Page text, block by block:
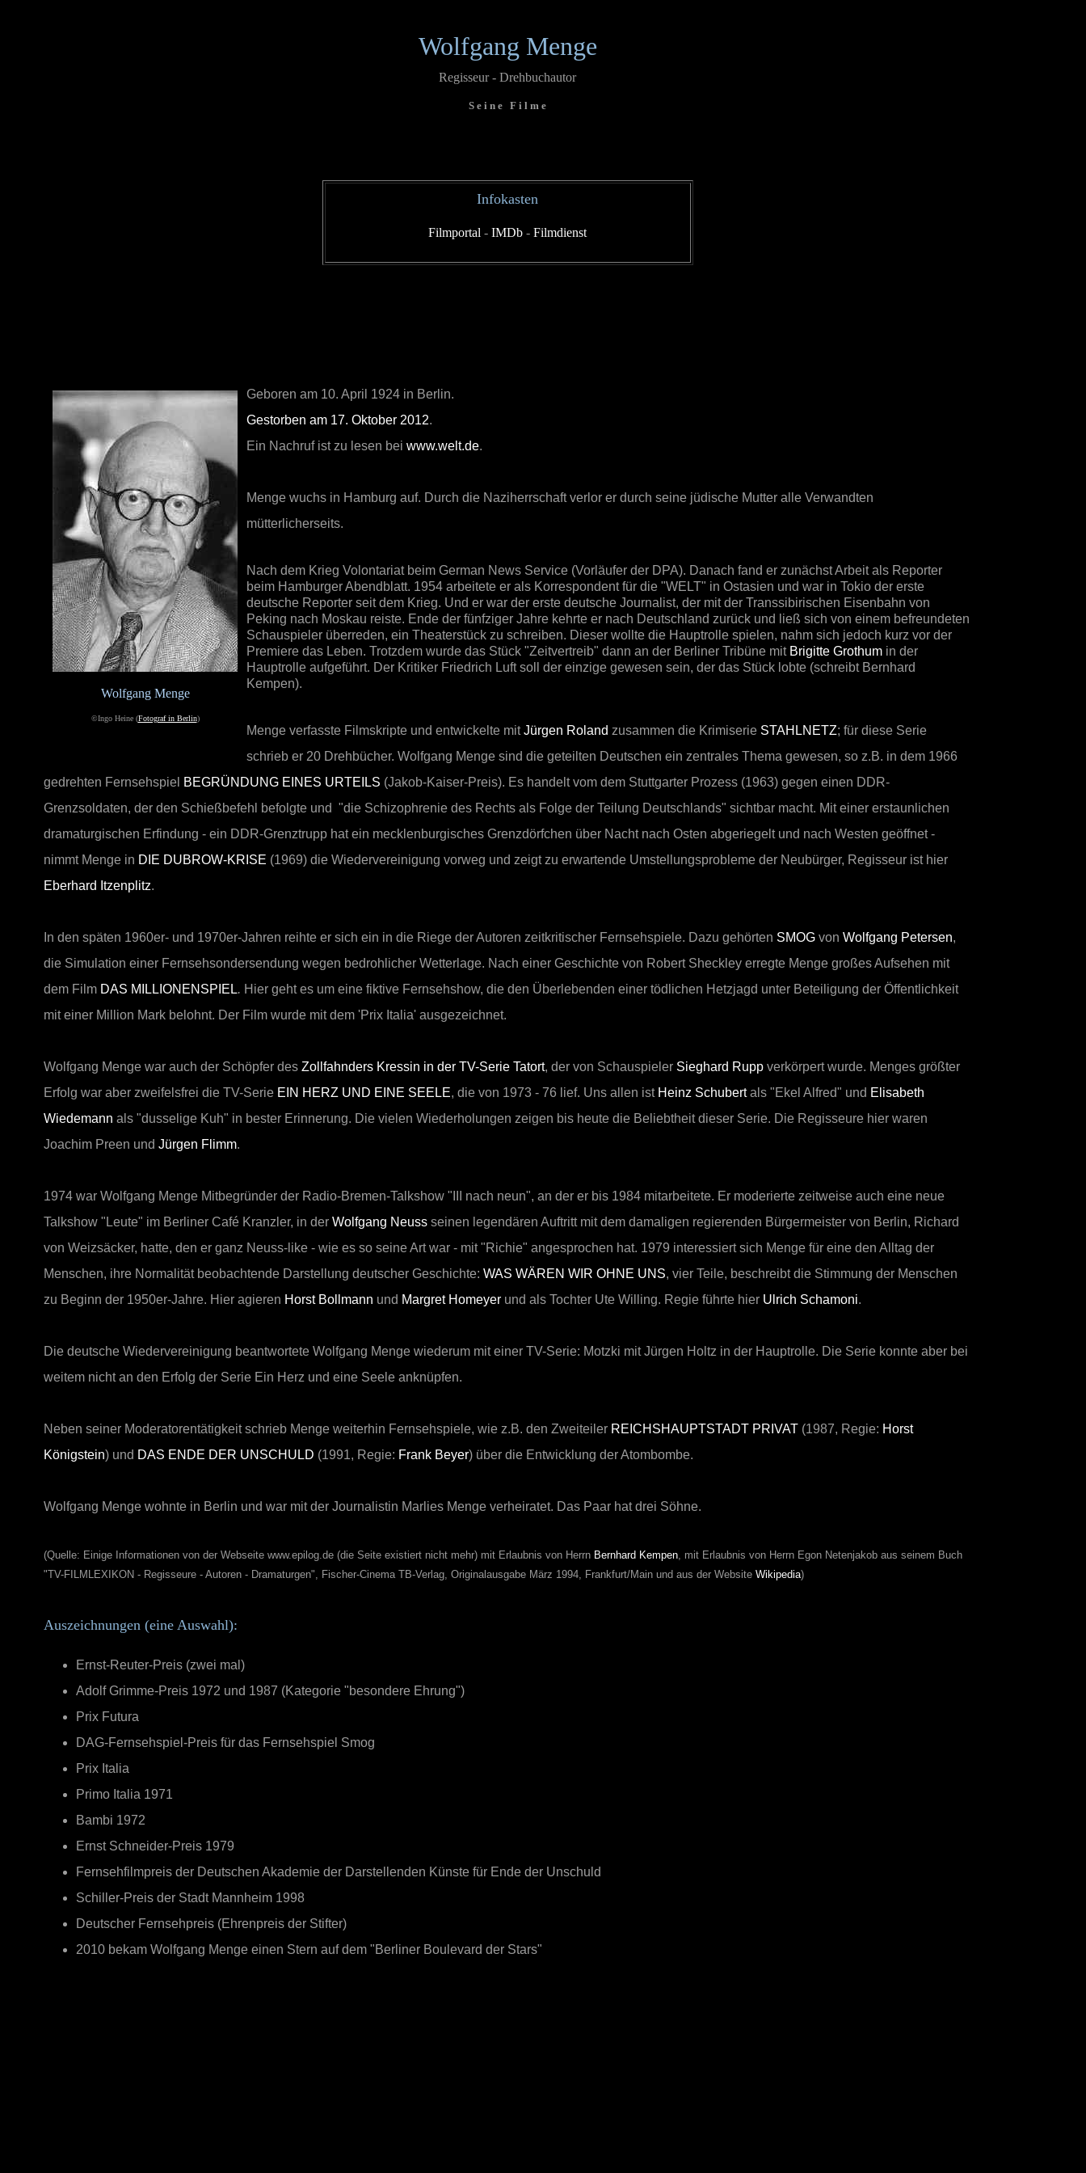
Wolfgang Menge
Regisseur - Drehbuchautor
S e i n e F i l m e
Infokasten
Filmportal - IMDb - Filmdienst
Wolfgang Menge
©Ingo Heine (Fotograf in Berlin)
Geboren am 10. April 1924 in Berlin.
Gestorben am 17. Oktober 2012.
Ein Nachruf ist zu lesen bei www.welt.de.
Menge wuchs in Hamburg auf. Durch die Naziherrschaft verlor er durch seine jüdische Mutter alle Verwandten
mütterlicherseits.
Nach dem Krieg Volontariat beim German News Service (Vorläufer der DPA). Danach fand er zunächst Arbeit als Reporter
beim Hamburger Abendblatt. 1954 arbeitete er als Korrespondent für die "WELT" in Ostasien und war in Tokio der erste
deutsche Reporter seit dem Krieg. Und er war der erste deutsche Journalist, der mit der Transsibirischen Eisenbahn von
Peking nach Moskau reiste. Ende der fünfziger Jahre kehrte er nach Deutschland zurück und ließ sich von einem befreundeten
Schauspieler überreden, ein Theaterstück zu schreiben. Dieser wollte die Hauptrolle spielen, nahm sich jedoch kurz vor der
Premiere das Leben. Trotzdem wurde das Stück "Zeitvertreib" dann an der Berliner Tribüne mit Brigitte Grothum in der
Hauptrolle aufgeführt. Der Kritiker Friedrich Luft soll der einzige gewesen sein, der das Stück lobte (schreibt Bernhard
Kempen).
Menge verfasste Filmskripte und entwickelte mitJürgen Roland zusammen die Krimiserie STAHLNETZ; für diese Serie
schrieb er 20 Drehbücher. Wolfgang Menge sind die geteilten Deutschen ein zentrales Thema gewesen, so z.B. in dem 1966
gedrehten Fernsehspiel BEGRÜNDUNG EINES URTEILS (Jakob-Kaiser-Preis). Es handelt vom dem Stuttgarter Prozess (1963) gegen einen DDR-
Grenzsoldaten, der den Schießbefehl befolgte und "die Schizophrenie des Rechts als Folge der Teilung Deutschlands" sichtbar macht. Mit einer erstaunlichen
dramaturgischen Erfindung - ein DDR-Grenztrupp hat ein mecklenburgisches Grenzdörfchen über Nacht nach Osten abgeriegelt und nach Westen geöffnet -
nimmt Menge in DIE DUBROW-KRISE (1969) die Wiedervereinigung vorweg und zeigt zu erwartende Umstellungsprobleme der Neubürger, Regisseur ist hier
Eberhard Itzenplitz.
In den späten 1960er- und 1970er-Jahren reihte er sich ein in die Riege der Autoren zeitkritischer Fernsehspiele. Dazu gehörten SMOG von Wolfgang Petersen,
die Simulation einer Fernsehsondersendung wegen bedrohlicher Wetterlage. Nach einer Geschichte von Robert Sheckley erregte Menge großes Aufsehen mit
dem Film DAS MILLIONENSPIEL. Hier geht es um eine fiktive Fernsehshow, die den Überlebenden einer tödlichen Hetzjagd unter Beteiligung der Öffentlichkeit
mit einer Million Mark belohnt. Der Film wurde mit dem 'Prix Italia' ausgezeichnet.
Wolfgang Menge war auch der Schöpfer des Zollfahnders Kressin in der TV-Serie Tatort, der von Schauspieler Sieghard Rupp verkörpert wurde. Menges größter
Erfolg war aber zweifelsfrei die TV-Serie EIN HERZ UND EINE SEELE, die von 1973 - 76 lief. Uns allen ist Heinz Schubertals "Ekel Alfred" und Elisabeth
Wiedemann als "dusselige Kuh" in bester Erinnerung. Die vielen Wiederholungen zeigen bis heute die Beliebtheit dieser Serie. Die Regisseure hier waren
Joachim Preen und Jürgen Flimm.
1974 war Wolfgang Menge Mitbegründer der Radio-Bremen-Talkshow "III nach neun", an der er bis 1984 mitarbeitete. Er moderierte zeitweise auch eine neue
Talkshow "Leute" im Berliner Café Kranzler, in der Wolfgang Neuss seinen legendären Auftritt mit dem damaligen regierenden Bürgermeister von Berlin, Richard
von Weizsäcker, hatte, den er ganz Neuss-like - wie es so seine Art war - mit "Richie" angesprochen hat. 1979 interessiert sich Menge für eine den Alltag der
Menschen, ihre Normalität beobachtende Darstellung deutscher Geschichte: WAS WÄREN WIR OHNE UNS, vier Teile, beschreibt die Stimmung der Menschen
zu Beginn der 1950er-Jahre. Hier agieren Horst Bollmann und Margret Homeyer und als Tochter Ute Willing. Regie führte hier Ulrich Schamoni.
Die deutsche Wiedervereinigung beantwortete Wolfgang Menge wiederum mit einer TV-Serie: Motzki mit Jürgen Holtz in der Hauptrolle. Die Serie konnte aber bei
weitem nicht an den Erfolg der Serie Ein Herz und eine Seele anknüpfen.
Neben seiner Moderatorentätigkeit schrieb Menge weiterhin Fernsehspiele, wie z.B. den Zweiteiler REICHSHAUPTSTADT PRIVAT (1987, Regie: Horst
Königstein) und DAS ENDE DER UNSCHULD (1991, Regie: Frank Beyer) über die Entwicklung der Atombombe.
Wolfgang Menge wohnte in Berlin und war mit der Journalistin Marlies Menge verheiratet. Das Paar hat drei Söhne.
(Quelle: Einige Informationen von der Webseite www.epilog.de (die Seite existiert nicht mehr) mit Erlaubnis von Herrn Bernhard Kempen, mit Erlaubnis von Herrn Egon Netenjakob aus seinem Buch
"TV-FILMLEXIKON - Regisseure - Autoren - Dramaturgen", Fischer-Cinema TB-Verlag, Originalausgabe März 1994, Frankfurt/Main und aus der Website Wikipedia)
Auszeichnungen (eine Auswahl):
Ernst-Reuter-Preis (zwei mal)
Adolf Grimme-Preis 1972 und 1987 (Kategorie "besondere Ehrung")
Prix Futura
DAG-Fernsehspiel-Preis für das Fernsehspiel Smog
Prix Italia
Primo Italia 1971
Bambi 1972
Ernst Schneider-Preis 1979
Fernsehfilmpreis der Deutschen Akademie der Darstellenden Künste für Ende der Unschuld
Schiller-Preis der Stadt Mannheim 1998
Deutscher Fernsehpreis (Ehrenpreis der Stifter)
2010 bekam Wolfgang Menge einen Stern auf dem "Berliner Boulevard der Stars"